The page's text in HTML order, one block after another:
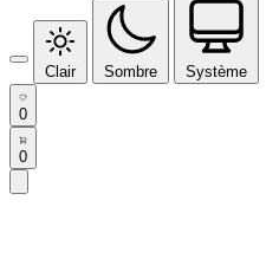
Clair Sombre Système
0
0